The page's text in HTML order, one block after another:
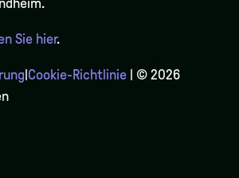
Sie hier.
Cookie-Richtlinie | © 2026